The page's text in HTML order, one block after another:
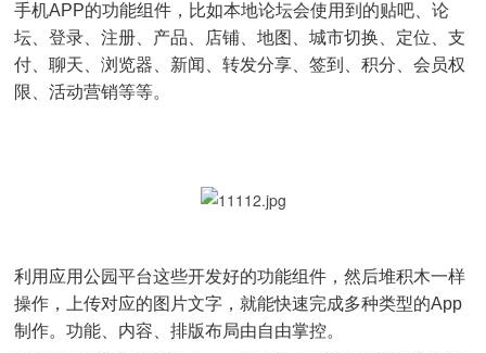
手机APP的功能组件，比如本地论坛会使用到的贴吧、论
坛、登录、注册、产品、店铺、地图、城市切换、定位、支
付、聊天、浏览器、新闻、转发分享、签到、积分、会员权
限、活动营销等等。
利用应用公园平台这些开发好的功能组件，然后堆积木一样
操作，上传对应的图片文字，就能快速完成多种类型的App
制作。功能、内容、排版布局由自由掌控。